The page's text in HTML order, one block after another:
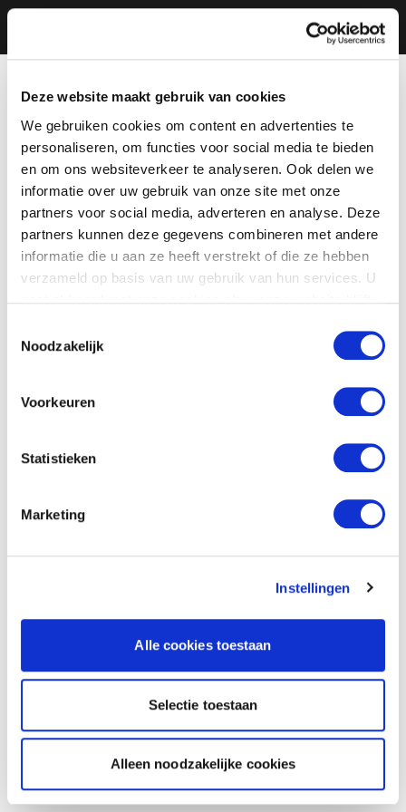
Deze website maakt gebruik van cookies
We gebruiken cookies om content en advertenties te
personaliseren, om functies voor social media te bieden
en om ons websiteverkeer te analyseren. Ook delen we
informatie over uw gebruik van onze site met onze
partners voor social media, adverteren en analyse. Deze
partners kunnen deze gegevens combineren met andere
informatie die u aan ze heeft verstrekt of die ze hebben
verzameld op basis van uw gebruik van hun services. U
Noodzakelijk
Voorkeuren
Statistieken
Marketing
Instellingen
Alle cookies toestaan
Selectie toestaan
Alleen noodzakelijke cookies